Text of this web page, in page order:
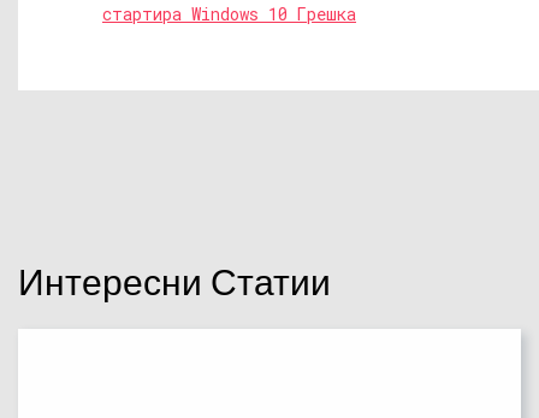
стартира Windows 10 Грешка
Интересни Статии